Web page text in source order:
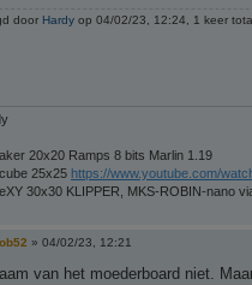
door Hardy op 04/02/23, 12:24, 1 keer
20x20 Ramps 8 bits Marlin 1.19
25x25 https://www.youtube.com/
30x30 KLIPPER, MKS-ROBIN-nano
» 04/02/23, 12:21
van het moederboard niet.